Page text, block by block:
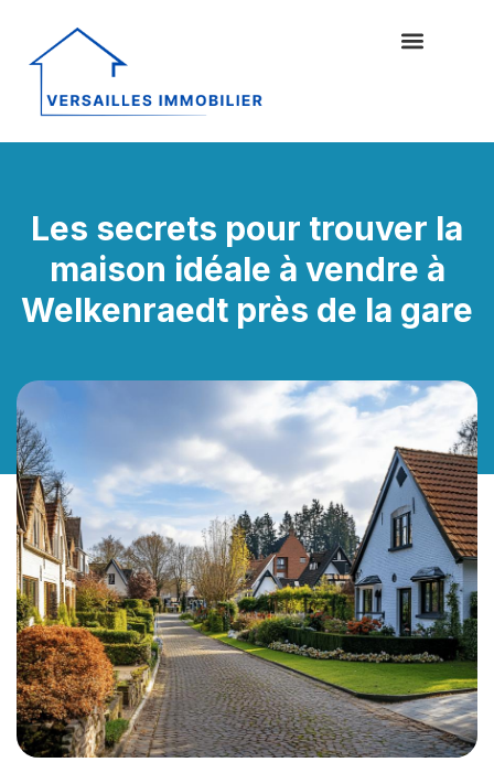
Les secrets pour trouver la
maison idéale à vendre à
Welkenraedt près de la gare